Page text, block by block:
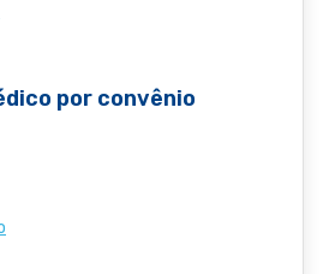
por convênio